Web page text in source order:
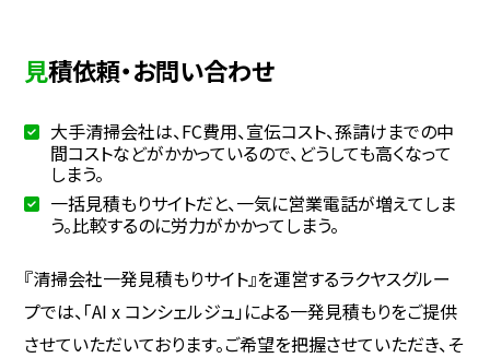
見積依頼・お問い合わせ
大手清掃会社は、FC費用、宣伝コスト、孫請けまでの中
間コストなどがかかっているので、どうしても高くなって
しまう。
一括見積もりサイトだと、一気に営業電話が増えてしま
う。比較するのに労力がかかってしまう。
『清掃会社一発見積もりサイト』を運営するラクヤスグルー
プでは、「AI x コンシェルジュ」による一発見積もりをご提供
させていただいております。ご希望を把握させていただき、そ